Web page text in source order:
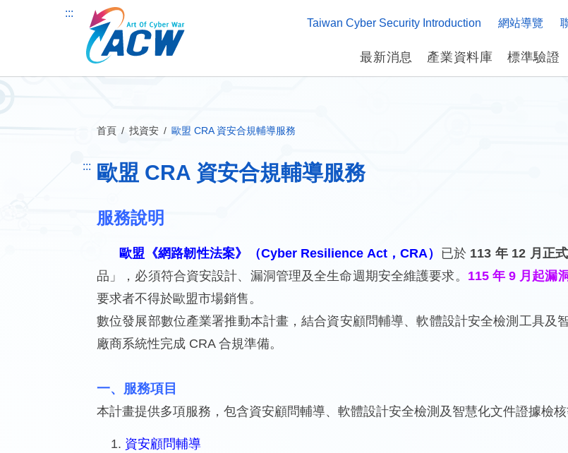
容
:::
Taiwan Cyber Security Introduction
網站導覽
最新消息 產業資料庫 標準驗證
晶
首頁 找資安 歐盟 CRA 資安合規輔導服務
::: 歐盟 CRA 資安合規輔導服務
服務說明
歐盟《網路韌性法案》（Cyber Resilience Act，CRA） 已於 113 年 12 月正
品」，必須符合資安設計、漏洞管理及全生命週期安全維護要求。 115 年 9 月起漏
要求者不得於歐盟市場銷售。
數位發展部數位產業署推動本計畫，結合資安顧問輔導、軟體設計安全檢測工具及
廠商系統性完成 CRA 合規準備。
一、服務項目
本計畫提供多項服務，包含資安顧問輔導、軟體設計安全檢測及智慧化文件證據檢
資安顧問輔導